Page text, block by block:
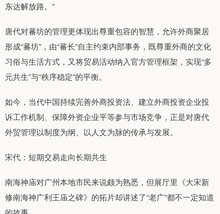
东达解放路。”
唐代对蕃坊的管理更体现出尊重包容的智慧，允许外商聚居
形成“蕃坊”，由“蕃长”自主约束内部事务，既尊重外商的文化
习俗与生活方式，又将贸易活动纳入官方管理框架，实现“多
元共生”与“秩序稳定”的平衡。
如今，当代中国持续完善外商投资法、建立外商投资企业投
诉工作机制、保障外资企业平等参与市场竞争，正是对唐代
外贸管理以制度为纲、以人文为脉的传承与发展。
宋代：短期交易走向长期共生
南海神庙对广州本地市民来说颇为熟悉，但展厅里《大宋新
修南海神广利王庙之碑》的拓片却讲述了“老广”都不一定知道